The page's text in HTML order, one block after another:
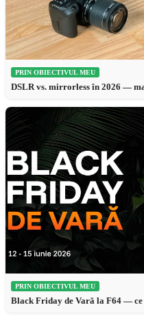
PRIN OBIECTIVUL MEU
DSLR vs. mirrorless în 2026 —
PRIN OBIECTIVUL MEU
Black Friday de Vară la F64 —